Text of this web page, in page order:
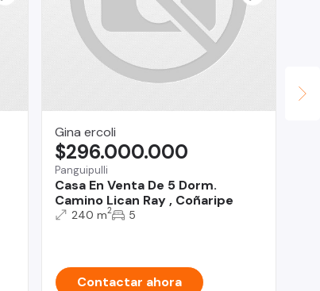
Gina ercoli
Panguipulli
Casa En Venta De 5 Dorm.
Camino Lican Ray , Coñaripe
$296.000.000
240 m2 5
Contactar ahora